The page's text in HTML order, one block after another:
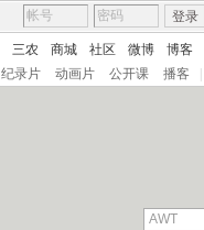
登录
三农 商城 社区 微博 博客
纪录片 动画片 公开课 播客